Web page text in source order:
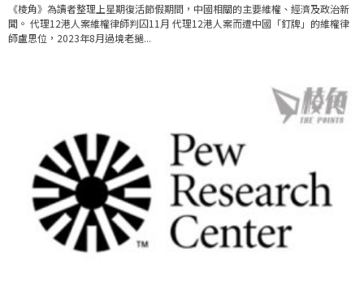
《棱角》為讀者整理上星期復活節假期間，中國相關的主要維權、經濟及政治新
聞。 代理12港人案維權律師判囚11月 代理12港人案而遭中國「釘牌」的維權律
師盧思位，2023年8月過境老撾...